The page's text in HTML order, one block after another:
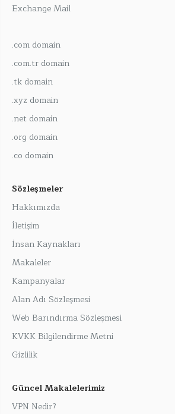
Exchange Mail
.com domain
.com.tr domain
.tk domain
.xyz domain
.net domain
.org domain
.co domain
Sözleşmeler
Hakkımızda
İletişim
İnsan Kaynakları
Makaleler
Kampanyalar
Alan Adı Sözleşmesi
Web Barındırma Sözleşmesi
KVKK Bilgilendirme Metni
Gizlilik
Güncel Makalelerimiz
VPN Nedir?